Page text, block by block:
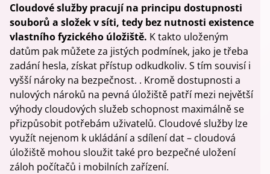
Cloudové služby pracují na principu dostupnosti
souborů a složek v síti, tedy bez nutnosti existence
vlastního fyzického úložiště. K takto uloženým
datům pak můžete za jistých podmínek, jako je třeba
zadání hesla, získat přístup odkudkoliv. S tím souvisí i
vyšší nároky na bezpečnost. . Kromě dostupnosti a
nulových nároků na pevná úložiště patří mezi největší
výhody cloudových služeb schopnost maximálně se
přizpůsobit potřebám uživatelů. Cloudové služby lze
využít nejenom k ukládání a sdílení dat – cloudová
úložiště mohou sloužit také pro bezpečné uložení
záloh počítačů i mobilních zařízení.